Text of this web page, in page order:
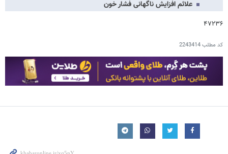
علائم افزایش ناگهانی فشار خون
۴۷۲۳۶
کد مطلب2243414